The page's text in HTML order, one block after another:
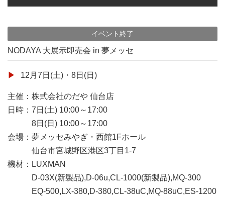
イベント終了
NODAYA 大展示即売会 in 夢メッセ
12月7日(土)・8日(日)
主催：株式会社のだや 仙台店
日時：7日(土) 10:00～17:00
8日(日) 10:00～17:00
会場：夢メッセみやぎ・西館1Fホール
仙台市宮城野区港区3丁目1-7
機材：LUXMAN
D-03X(新製品),D-06u,CL-1000(新製品),MQ-300
EQ-500,LX-380,D-380,CL-38uC,MQ-88uC,ES-1200